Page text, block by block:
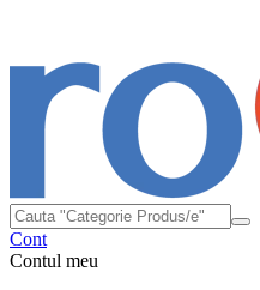
Cont
Contul meu